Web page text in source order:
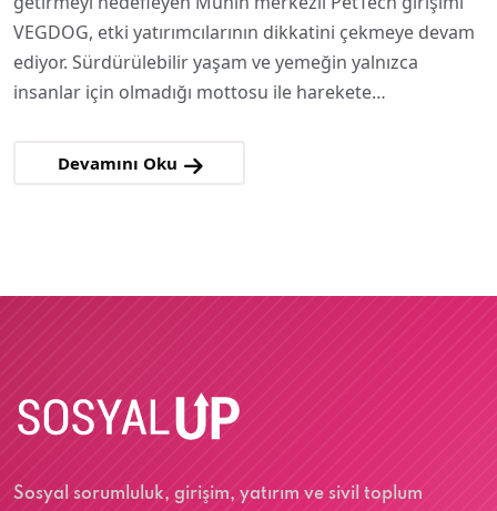
VEGDOG, etki yatırımcılarının dikkatini çekmeye devam
ediyor. Sürdürülebilir yaşam ve yemeğin yalnızca
insanlar için olmadığı mottosu ile harekete…
Devamını Oku
Sosyal sorumluluk, girişim, yatırım ve sivil toplum